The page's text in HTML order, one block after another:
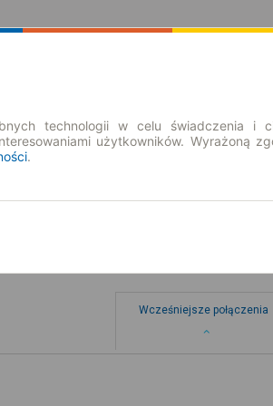
Wcześniejsze połączenia
technologii w celu świadczenia i
użytkowników. Wyrażoną
.